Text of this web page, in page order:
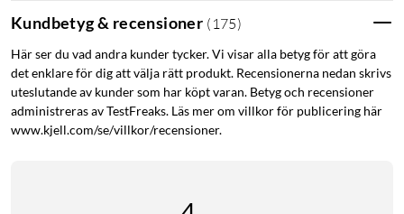
Kundbetyg & recensioner ( 175)
Här ser du vad andra kunder tycker. Vi visar alla betyg för att göra
det enklare för dig att välja rätt produkt. Recensionerna nedan skrivs
uteslutande av kunder som har köpt varan. Betyg och recensioner
administreras av TestFreaks. Läs mer om villkor för publicering här
www.kjell.com/se/villkor/recensioner.